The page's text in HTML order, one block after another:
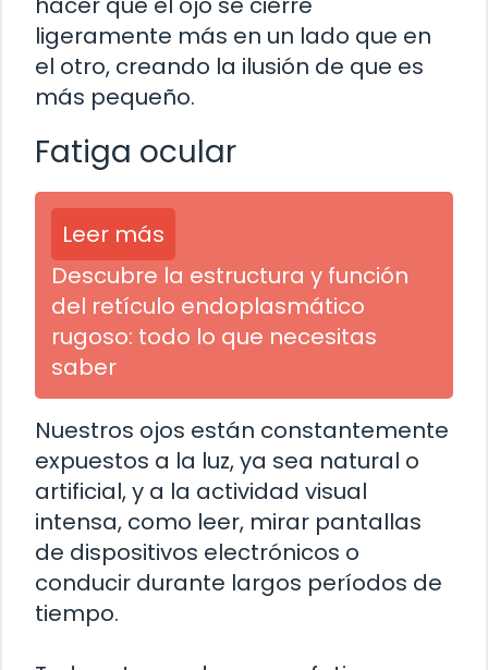
ligeramente más en un lado que en
el otro, creando la ilusión de que es
más pequeño.
Fatiga ocular
Leer más
Descubre la estructura y función
del retículo endoplasmático
rugoso: todo lo que necesitas
saber
Nuestros ojos están constantemente
expuestos a la luz, ya sea natural o
artificial, y a la actividad visual
intensa, como leer, mirar pantallas
de dispositivos electrónicos o
conducir durante largos períodos de
tiempo.